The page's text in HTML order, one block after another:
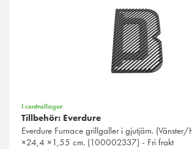
I centrallager
Tillbehör: Everdure
Everdure Furnace grillgaller i gjutjärn.
×24,4 ×1,55 cm. (100002337) - Fri frakt